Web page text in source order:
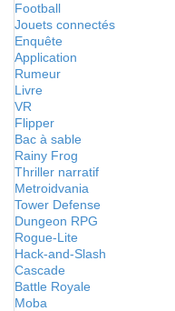
Football
Jouets connectés
Enquête
Application
Rumeur
Livre
VR
Flipper
Bac à sable
Rainy Frog
Thriller narratif
Metroidvania
Tower Defense
Dungeon RPG
Rogue-Lite
Hack-and-Slash
Cascade
Battle Royale
Moba